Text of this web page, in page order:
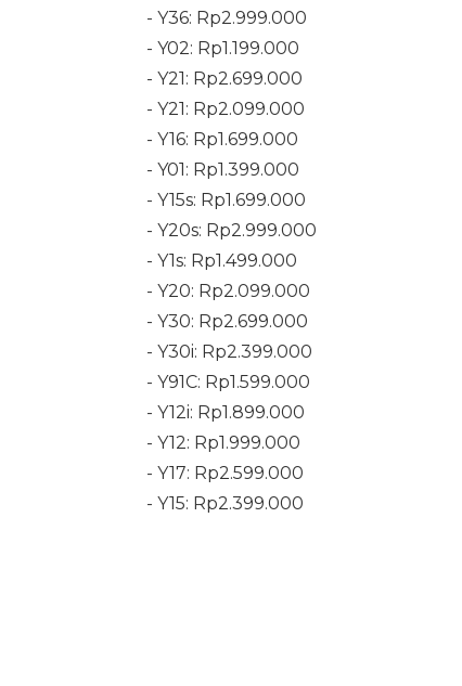
- Y36: Rp2.999.000
- Y02: Rp1.199.000
- Y21: Rp2.699.000
- Y21: Rp2.099.000
- Y16: Rp1.699.000
- Y01: Rp1.399.000
- Y15s: Rp1.699.000
- Y20s: Rp2.999.000
- Y1s: Rp1.499.000
- Y20: Rp2.099.000
- Y30: Rp2.699.000
- Y30i: Rp2.399.000
- Y91C: Rp1.599.000
- Y12i: Rp1.899.000
- Y12: Rp1.999.000
- Y17: Rp2.599.000
- Y15: Rp2.399.000